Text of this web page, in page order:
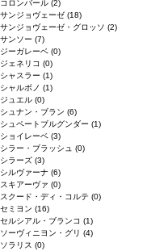
コロンバール (2)
サンジョヴェーゼ (18)
サンジョヴェーゼ・グロッソ (2)
サンソー (7)
ジーガレーベ (0)
ジェネリコ (0)
シャスラー (1)
シャルボノ (1)
ジュエル (0)
シュナン・ブラン (6)
シュペートブルグンダー (1)
ショイレーベ (3)
シラー・ブラッシュ (0)
シラーズ (3)
シルヴァーナ (6)
スキアーヴァ (0)
スクード・ディ・コルテ (0)
セミヨン (16)
セルシアル・ブランコ (1)
ソーヴィニヨン・グリ (4)
ソラリス (0)